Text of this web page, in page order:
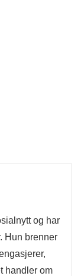
og har
Hun brenner
handler om